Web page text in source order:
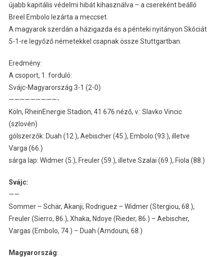
újabb kapitális védelmi hibát kihasználva – a csereként beálló
Breel Embolo lezárta a meccset.
A magyarok szerdán a házigazda és a pénteki nyitányon Skóciát
5-1-re legyőző németekkel csapnak össze Stuttgartban.
Eredmény:
A csoport, 1. forduló:
Svájc-Magyarország 3-1 (2-0)
—————————-
Köln, RheinEnergie Stadion, 41 676 néző, v.: Slavko Vincic
(szlovén)
gólszerzők: Duah (12.), Aebischer (45.), Embolo (93.), illetve
Varga (66.)
sárga lap: Widmer (5.), Freuler (59.), illetve Szalai (69.), Fiola (88.)
Svájc:
——
Sommer – Schär, Akanji, Rodriguez – Widmer (Stergiou, 68.),
Freuler (Sierro, 86.), Xhaka, Ndoye (Rieder, 86.) – Aebischer,
Vargas (Embolo, 74.) – Duah (Amdouni, 68.)
Magyarország: